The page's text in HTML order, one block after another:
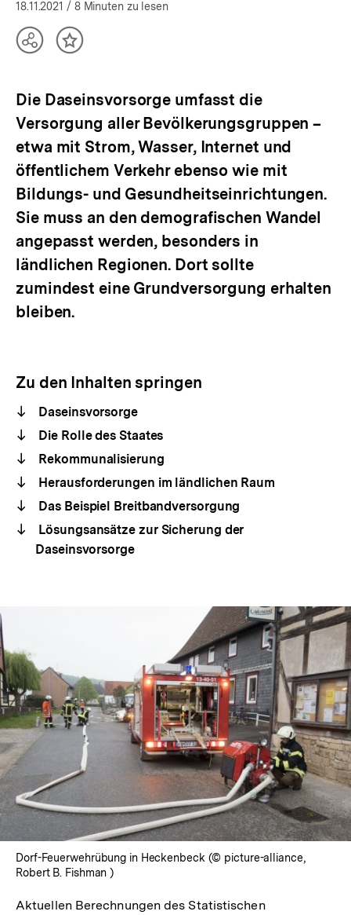
öffnen
18.11.2021 / 8 Minuten zu lesen
TeilenInhalt
Die Daseinsvorsorge umfasst die
Versorgung aller Bevölkerungsgruppen –
etwa mit Strom, Wasser, Internet und
öffentlichem Verkehr ebenso wie mit
Bildungs- und Gesundheitseinrichtungen.
Sie muss an den demografischen Wandel
angepasst werden, besonders in
ländlichen Regionen. Dort sollte
zumindest eine Grundversorgung erhalten
bleiben.
Zu den Inhalten springen
Daseinsvorsorge
Die Rolle des Staates
Rekommunalisierung
Herausforderungen im ländlichen Raum
Das Beispiel Breitbandversorgung
Lösungsansätze zur Sicherung der
Daseinsvorsorge
Dorf-Feuerwehrübung in Heckenbeck (© picture-alliance,
Robert B. Fishman )
Aktuellen Berechnungen des Statistischen